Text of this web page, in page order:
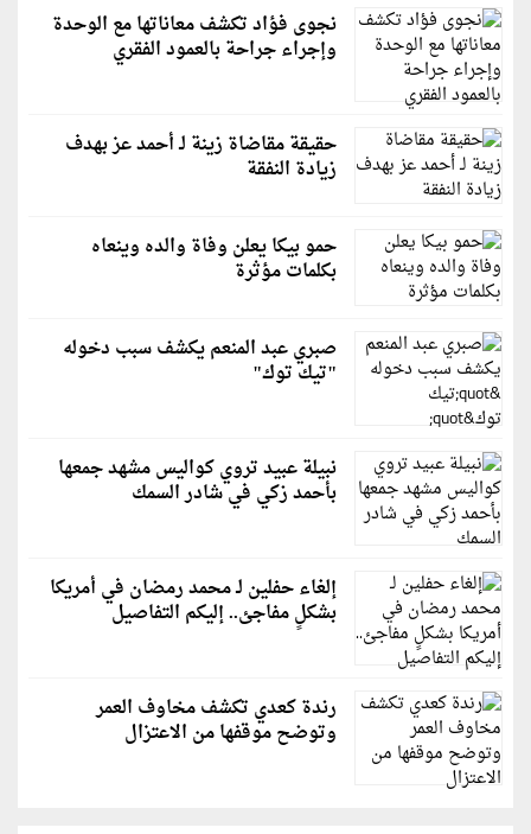
نجوى فؤاد تكشف معاناتها مع الوحدة
وإجراء جراحة بالعمود الفقري
حقيقة مقاضاة زينة لـ أحمد عز بهدف
زيادة النفقة
حمو بيكا يعلن وفاة والده وينعاه
بكلمات مؤثرة
صبري عبد المنعم يكشف سبب دخوله
"تيك توك"
نبيلة عبيد تروي كواليس مشهد جمعها
بأحمد زكي في شادر السمك
إلغاء حفلين لـ محمد رمضان في أمريكا
بشكلٍ مفاجئ.. إليكم التفاصيل
رندة كعدي تكشف مخاوف العمر
وتوضح موقفها من الاعتزال